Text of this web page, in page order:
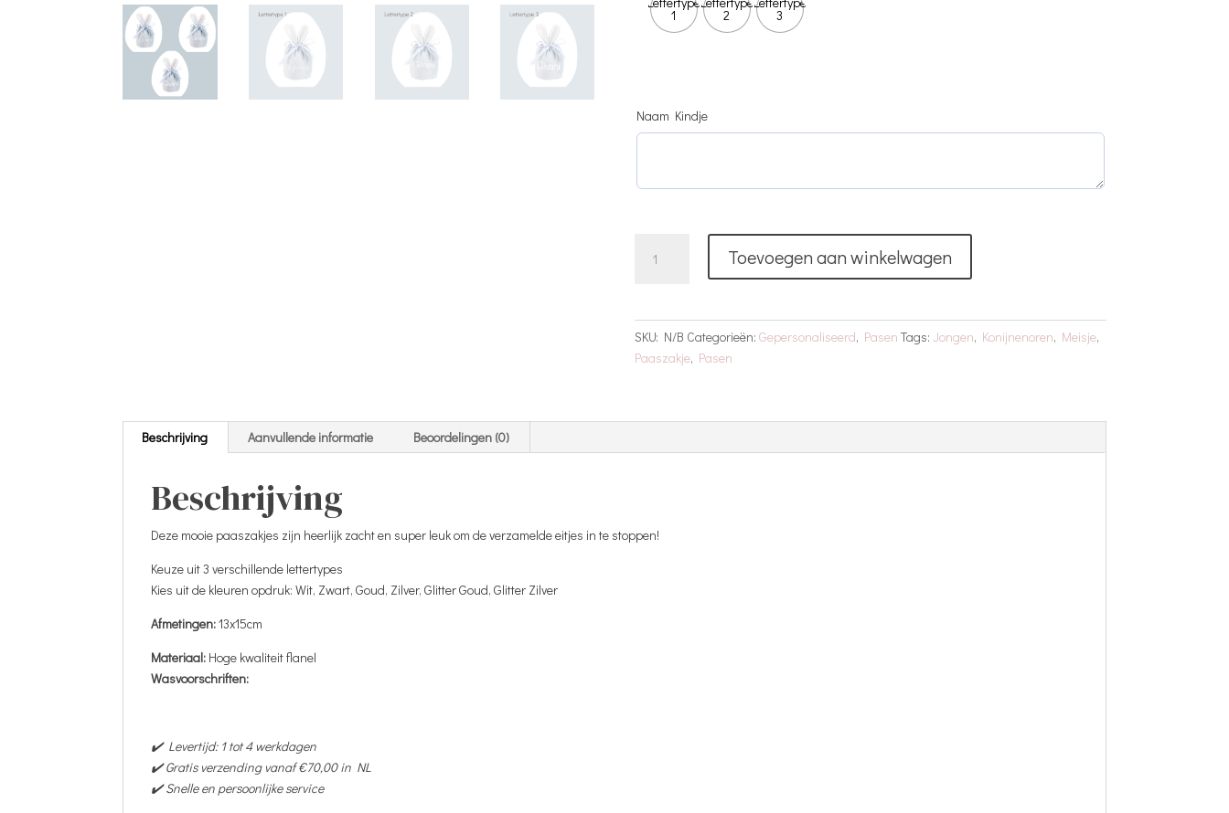
1 2 3
Naam Kindje
Blauw
Toevoegen aan winkelwagen
SKU: N/B Categorieën: Gepersonaliseerd, Pasen Tags: Jongen, Konijnenoren, Meisje,
Paaszakje, Pasen
Beschrijving Aanvullende informatie Beoordelingen (0)
Beschrijving
Deze mooie paaszakjes zijn heerlijk zacht en super leuk om de verzamelde eitjes in te stoppen!
Keuze uit 3 verschillende lettertypes
Kies uit de kleuren opdruk: Wit, Zwart, Goud, Zilver, Glitter Goud, Glitter Zilver
Afmetingen:13x15cm
Materiaal: Hoge kwaliteit flanel
Wasvoorschriften:
✔️ Levertijd: 1 tot 4 werkdagen
✔️ Gratis verzending vanaf €70,00 in NL
✔️ Snelle en persoonlijke service